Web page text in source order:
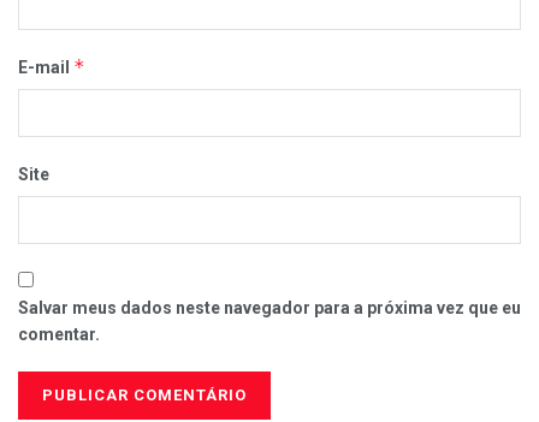
E-mail *
Site
Salvar meus dados neste navegador para a próxima vez que eu
comentar.